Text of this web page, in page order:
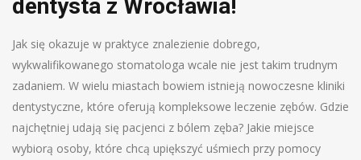
dentysta z Wrocławia!
Jak się okazuje w praktyce znalezienie dobrego,
wykwalifikowanego stomatologa wcale nie jest takim trudnym
zadaniem. W wielu miastach bowiem istnieją nowoczesne kliniki
dentystyczne, które oferują kompleksowe leczenie zębów. Gdzie
najchętniej udają się pacjenci z bólem zęba? Jakie miejsce
wybiorą osoby, które chcą upiększyć uśmiech przy pomocy